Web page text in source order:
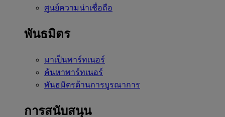
ศูนย์ความน่าเชื่อถือ
พันธมิตร
มาเป็นพาร์ทเนอร์
ค้นหาพาร์ทเนอร์
พันธมิตรด้านการบูรณาการ
การสนับสนุน